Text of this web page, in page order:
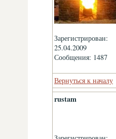
Зарегистрирован:
25.04.2009
Сообщения: 1487
Вернуться к началу
rustam